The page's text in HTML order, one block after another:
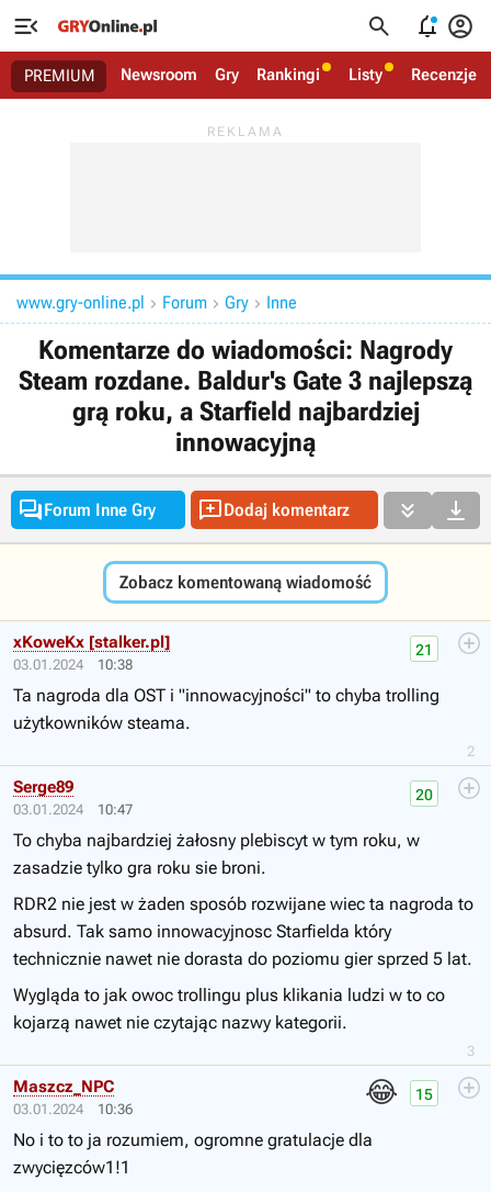
   
PREMIUM Newsroom Gry Rankingi Listy Recenzje
www.gry-online.pl  Forum  Gry  Inne
Komentarze do wiadomości: Nagrody
Steam rozdane. Baldur's Gate 3 najlepszą
grą roku, a Starfield najbardziej
innowacyjną
Forum Inne Gry Dodaj komentarz  
Zobacz komentowaną wiadomość
03.01.2024 10:38
2
21
xKoweKx [stalker.pl]
Ta nagroda dla OST i "innowacyjności" to chyba trolling
użytkowników steama.
03.01.2024 10:47
3
20
Serge89
To chyba najbardziej żałosny plebiscyt w tym roku, w
zasadzie tylko gra roku sie broni.
RDR2 nie jest w żaden sposób rozwijane wiec ta nagroda to
absurd. Tak samo innowacyjnosc Starfielda który
technicznie nawet nie dorasta do poziomu gier sprzed 5 lat.
Wygląda to jak owoc trollingu plus klikania ludzi w to co
kojarzą nawet nie czytając nazwy kategorii.
03.01.2024 10:36
😂 15
Maszcz_NPC
No i to to ja rozumiem, ogromne gratulacje dla
zwycięzców1!1